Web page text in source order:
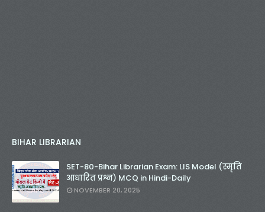
BIHAR LIBRARIAN
SET-80-Bihar Librarian Exam: LIS Model (स्मृति
आधारित प्रश्न) MCQ in Hindi-Daily
NOVEMBER 20, 2025